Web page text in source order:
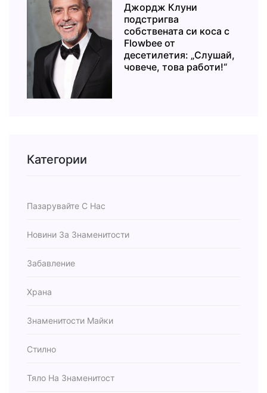
Джордж Клуни
подстригва
собствената си коса с
Flowbee от
десетилетия: „Слушай,
човече, това работи!“
Категории
Пазарувайте С Нас
Новини За Знаменитости
Забавление
Храна
Знаменитости Майки
Стилно
Тяло На Знаменитост